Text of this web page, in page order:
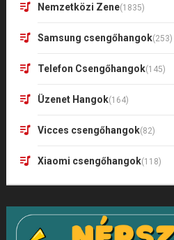
Nemzetközi Zene(1835)
Samsung csengőhangok(253)
Telefon Csengőhangok(145)
Üzenet Hangok(164)
Vicces csengőhangok(82)
Xiaomi csengőhangok(118)